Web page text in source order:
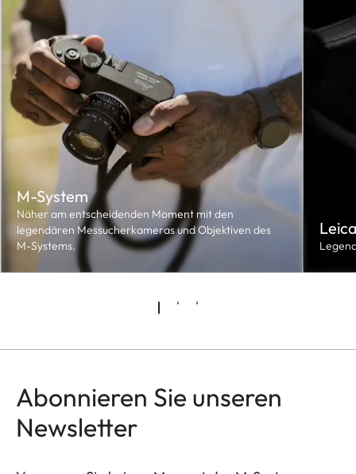
M-System
Näher am entscheidenden Moment mit den
legendären Messucherkameras und Objektiven des
M-Systems.
Abonnieren Sie unseren
Newsletter